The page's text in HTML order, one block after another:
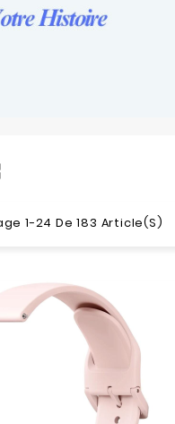
1-24 De 183 Article(s)